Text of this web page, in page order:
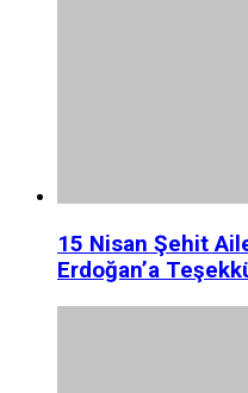
15 Nisan Şehit
Erdoğan’a